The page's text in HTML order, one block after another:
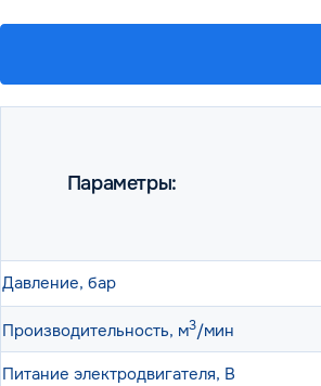
Параметры:
Давление, бар
Производительность, м3/мин
Питание электродвигателя, В